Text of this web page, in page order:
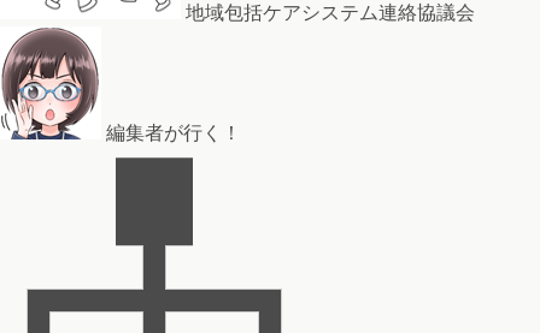
地域包括ケアシステム連絡協議会
編集者が行く！